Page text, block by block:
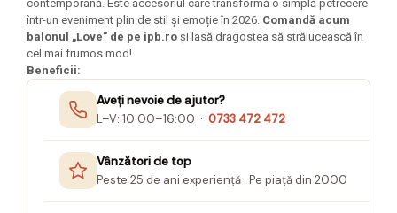
contemporană. Este accesoriul care transformă o simplă petrecere
într-un eveniment plin de stil și emoție în 2026. Comandă acum
balonul „Love” de pe ipb.ro și lasă dragostea să strălucească în
cel mai frumos mod!
Beneficii:
Aveți nevoie de ajutor?
L–V: 10:00–16:00 · 0733 472 472
Vânzători de top
Peste 25 de ani experiență · Pe piață din 2000